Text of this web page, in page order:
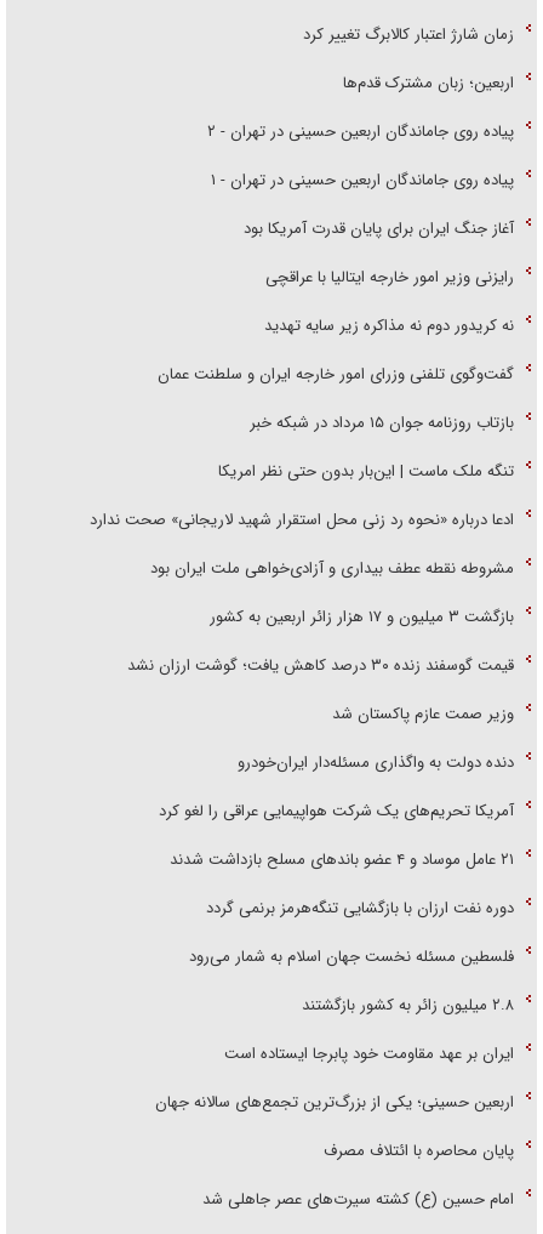
زمان شارژ اعتبار کالابرگ تغییر کرد
اربعین؛ زبان مشترک قدم‌ها
پیاده روی جاماندگان اربعین حسینی در تهران - ۲
پیاده روی جاماندگان اربعین حسینی در تهران - ۱
آغاز جنگ ایران برای پایان قدرت آمریکا بود
رایزنی وزیر امور خارجه ایتالیا با عراقچی
نه کریدور دوم نه مذاکره زیر سایه تهدید
گفت‌وگوی تلفنی وزرای امور خارجه ایران و سلطنت عمان
بازتاب روزنامه جوان ۱۵ مرداد در شبکه خبر
تنگه ملک ماست | این‌بار بدون حتی نظر امریکا
ادعا درباره «نحوه رد زنی محل استقرار شهید لاریجانی» صحت ندارد
مشروطه نقطه عطف بیداری و آزادی‌خواهی ملت ایران بود
بازگشت ۳ میلیون و ۱۷ هزار زائر اربعین به کشور
قیمت گوسفند زنده ۳۰ درصد کاهش یافت؛ گوشت ارزان نشد
وزیر صمت عازم پاکستان شد
دنده دولت به واگذاری مسئله‌دار ایران‌خودرو
آمریکا تحریم‌های یک شرکت هواپیمایی عراقی را لغو کرد
۲۱ عامل موساد و ۴ عضو باند‌های مسلح بازداشت شدند
دوره نفت ارزان با بازگشایی تنگه‌هرمز برنمی گردد
فلسطین مسئله نخست جهان اسلام به شمار می‌رود
۲.۸ میلیون زائر به کشور بازگشتند
ایران بر عهد مقاومت خود پابرجا ایستاده است
اربعین حسینی؛ یکی از بزرگ‌ترین تجمع‌های سالانه جهان
پایان محاصره با ائتلاف مصرف
امام حسین (ع) کشته سیرت‌های عصر جاهلی شد